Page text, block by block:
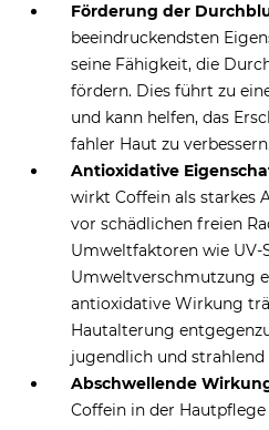
Förderung der
beeindruckendsten
seine Fähigkeit, die
fördern. Dies führt zu
und kann helfen, das
fahler Haut zu
Antioxidative
wirkt Coffein als starkes
vor schädlichen freien
Umweltfaktoren wie UV-
Umweltverschmutzung
antioxidative Wirkung
Hautalterung
jugendlich und strahlend
Abschwellende
Coffein in der Hautpflege